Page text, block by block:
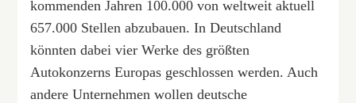
kommenden Jahren 100.000 von weltweit aktuell
657.000 Stellen abzubauen. In Deutschland
könnten dabei vier Werke des größten
Autokonzerns Europas geschlossen werden. Auch
andere Unternehmen wollen deutsche